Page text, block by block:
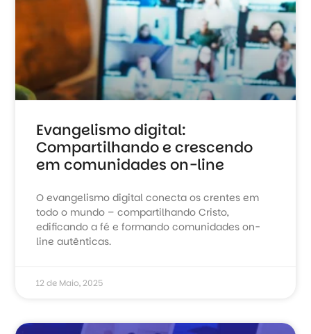
Evangelismo digital:
Compartilhando e crescendo
em comunidades on-line
O evangelismo digital conecta os crentes em
todo o mundo – compartilhando Cristo,
edificando a fé e formando comunidades on-
line autênticas.
12 de Maio, 2025